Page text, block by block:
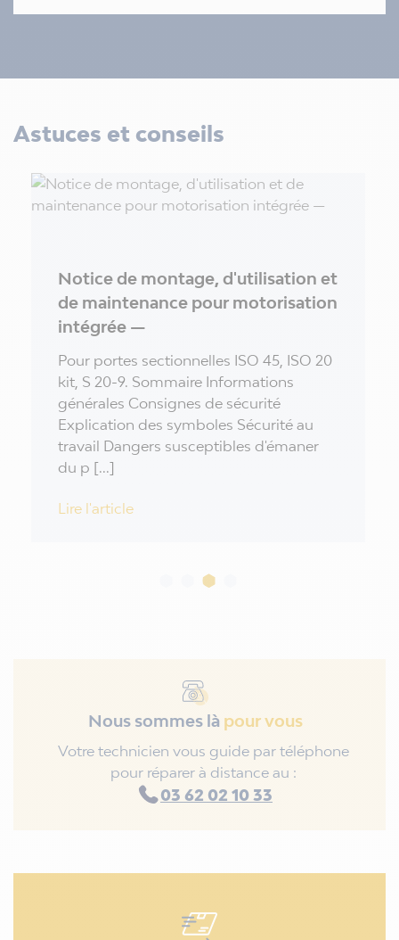
Astuces et conseils
Notice de montage, d'utilisation et
de maintenance pour motorisation
intégrée —
Pour portes sectionnelles ISO 45, ISO 20
kit, S 20-9. Sommaire Informations
générales Consignes de sécurité
Explication des symboles Sécurité au
travail Dangers susceptibles d'émaner
du p [...]
Lire l'article
Nous sommes là pour vous
Votre technicien vous guide par téléphone
pour réparer à distance au :
03 62 02 10 33